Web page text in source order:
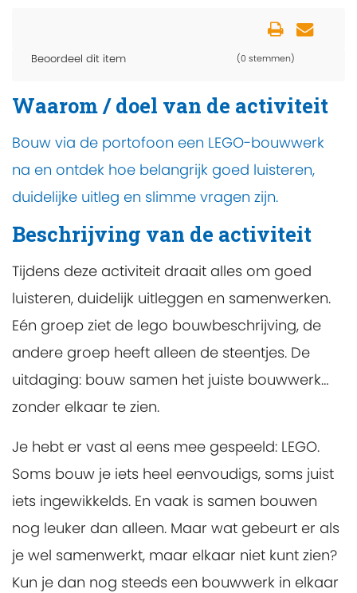
Beoordeel dit item (0 stemmen)
Waarom / doel van de activiteit
Bouw via de portofoon een LEGO-bouwwerk
na en ontdek hoe belangrijk goed luisteren,
duidelijke uitleg en slimme vragen zijn.
Beschrijving van de activiteit
Tijdens deze activiteit draait alles om goed
luisteren, duidelijk uitleggen en samenwerken.
Eén groep ziet de lego bouwbeschrijving, de
andere groep heeft alleen de steentjes. De
uitdaging: bouw samen het juiste bouwwerk…
zonder elkaar te zien.
Je hebt er vast al eens mee gespeeld: LEGO.
Soms bouw je iets heel eenvoudigs, soms juist
iets ingewikkelds. En vaak is samen bouwen
nog leuker dan alleen. Maar wat gebeurt er als
je wel samenwerkt, maar elkaar niet kunt zien?
Kun je dan nog steeds een bouwwerk in elkaar